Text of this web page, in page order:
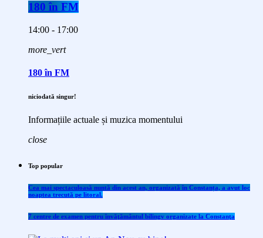
180 în FM
14:00 - 17:00
more_vert
180 în FM
niciodată singur!
Informațiile actuale și muzica momentului
close
Top popular
Cea mai spectaculoasă nuntă din acest an, organizată în Constanța, a avut loc
noaptea trecută pe litoral.
7 centre de examen pentru învăţământul bilingv organizate la Constanţa